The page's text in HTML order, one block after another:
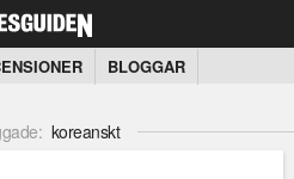
BLOGGAR
koreanskt